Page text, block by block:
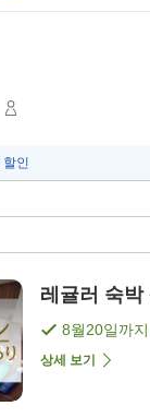
할인
레귤러 숙박
8월20일까
상세 보기